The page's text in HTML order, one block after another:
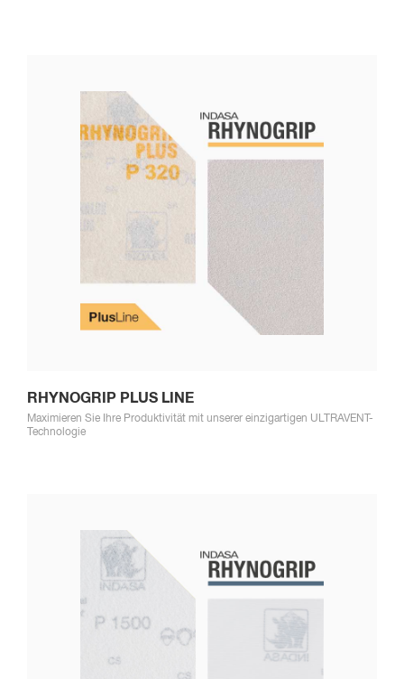
RHYNOGRIP PLUS LINE
Maximieren Sie Ihre Produktivität mit unserer einzigartigen ULTRAVENT-
Technologie